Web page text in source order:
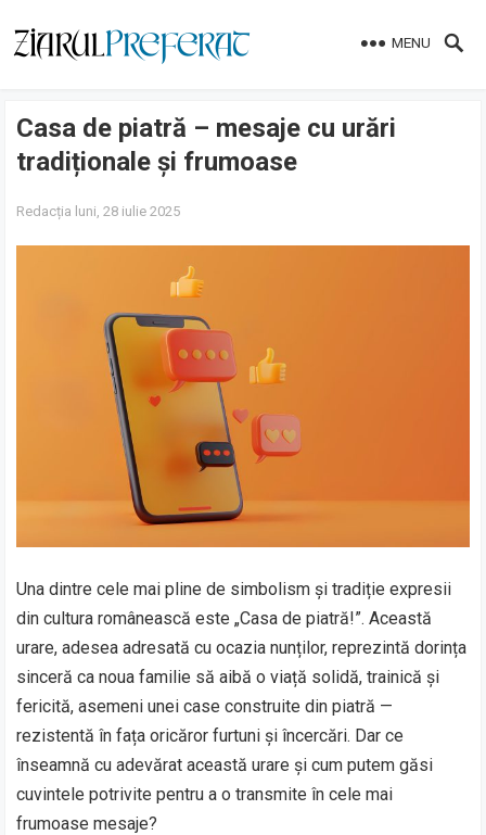
MENU
Casa de piatră – mesaje cu urări
tradiționale și frumoase
Redacția luni, 28 iulie 2025
Una dintre cele mai pline de simbolism și tradiție expresii
din cultura românească este „Casa de piatră!”. Această
urare, adesea adresată cu ocazia nunților, reprezintă dorința
sinceră ca noua familie să aibă o viață solidă, trainică și
fericită, asemeni unei case construite din piatră —
rezistentă în fața oricăror furtuni și încercări. Dar ce
înseamnă cu adevărat această urare și cum putem găsi
cuvintele potrivite pentru a o transmite în cele mai
frumoase mesaje?